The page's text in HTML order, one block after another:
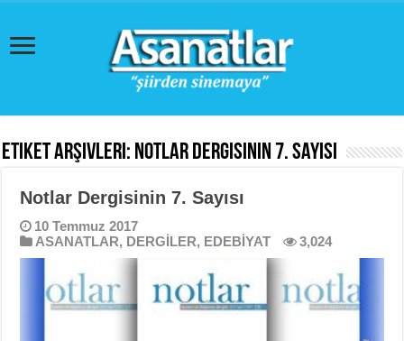
Etiket Arşivleri: Notlar Dergisinin 7. Sayısı
Notlar Dergisinin 7. Sayısı
10 Temmuz 2017
ASANATLAR, DERGİLER, EDEBİYAT 3,024